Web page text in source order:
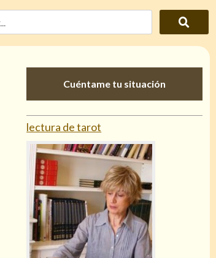
Cuéntame tu situación
lectura de tarot